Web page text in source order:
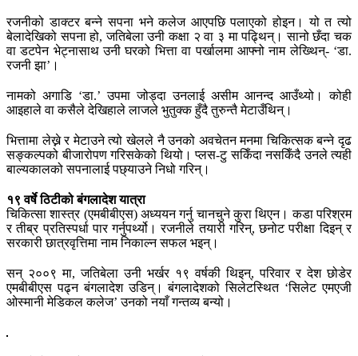
रजनीको डाक्टर बन्ने सपना भने कलेज आएपछि पलाएको होइन। यो त त्यो
बेलादेखिको सपना हो, जतिबेला उनी कक्षा २ वा ३ मा पढ्थिन्। सानो छँदा चक
वा डटपेन भेट्नासाथ उनी घरको भित्ता वा पर्खालमा आफ्नो नाम लेख्थिन्- ‘डा.
रजनी झा’।
नामको अगाडि ‘डा.’ उपमा जोड्दा उनलाई असीम आनन्द आउँथ्यो। कोही
आइहाले वा कसैले देखिहाले लाजले भुतुक्क हुँदै तुरुन्तै मेटाउँथिन्।
भित्तामा लेख्ने र मेटाउने त्यो खेलले नै उनको अवचेतन मनमा चिकित्सक बन्ने दृढ
सङ्कल्पको बीजारोपण गरिसकेको थियो। प्लस-टु सकिँदा नसकिँदै उनले त्यही
बाल्यकालको सपनालाई पछ्याउने निधो गरिन्।
१९ वर्षे ठिटीको बंगलादेश यात्रा
चिकित्सा शास्त्र (एमबीबीएस) अध्ययन गर्नु चानचुने कुरा थिएन। कडा परिश्रम
र तीब्र प्रतिस्पर्धा पार गर्नुपर्थ्यो। रजनीले तयारी गरिन्, छनोट परीक्षा दिइन् र
सरकारी छात्रवृत्तिमा नाम निकाल्न सफल भइन्।
सन् २००९ मा, जतिबेला उनी भर्खर १९ वर्षकी थिइन्, परिवार र देश छोडेर
एमबीबीएस पढ्न बंगलादेश उडिन्। बंगलादेशको सिलेटस्थित ‘सिलेट एमएजी
ओस्मानी मेडिकल कलेज’ उनको नयाँ गन्तव्य बन्यो।